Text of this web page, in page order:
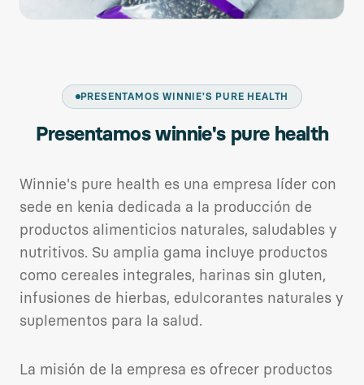
PRESENTAMOS WINNIE'S PURE HEALTH
Presentamos winnie's pure health
Winnie's pure health es una empresa líder con
sede en kenia dedicada a la producción de
productos alimenticios naturales, saludables y
nutritivos. Su amplia gama incluye productos
como cereales integrales, harinas sin gluten,
infusiones de hierbas, edulcorantes naturales y
suplementos para la salud.
La misión de la empresa es ofrecer productos